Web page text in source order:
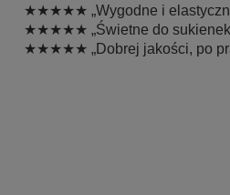
★★★★★ „Wygodne i
★★★★★ „Świetne do sukienek,
★★★★★ „Dobrej jakości, po